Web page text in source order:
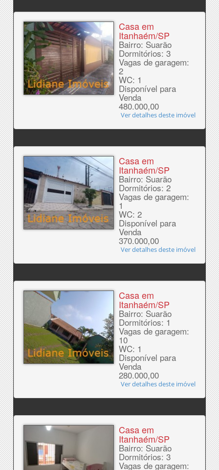
Casa em
Itanhaém/SP
Bairro: Suarão
Dormitórios: 3
Vagas de garagem:
2
WC: 1
Disponível para
Venda
480.000,00
Ver detalhes deste imóvel
Casa em
Itanhaém/SP
Bairro: Suarão
Dormitórios: 2
Vagas de garagem:
1
WC: 2
Disponível para
Venda
370.000,00
Ver detalhes deste imóvel
Casa em
Itanhaém/SP
Bairro: Suarão
Dormitórios: 1
Vagas de garagem:
10
WC: 1
Disponível para
Venda
280.000,00
Ver detalhes deste imóvel
Casa em
Itanhaém/SP
Bairro: Suarão
Dormitórios: 3
Vagas de garagem: